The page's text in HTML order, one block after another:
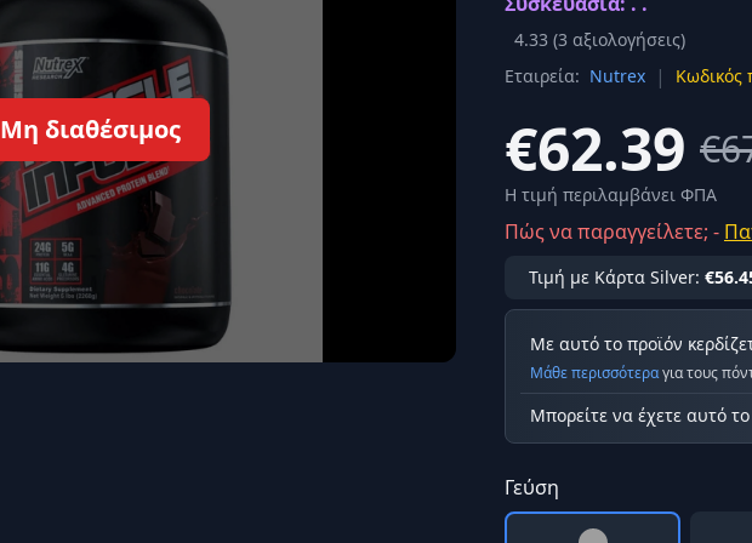
Διεγερτικά
Τεστοστερόνης
Προβολή όλων των αποτελεσμάτων
Μη διαθέσιμος
4.33 (3 αξιολογήσεις)
Εταιρεία: Nutrex | Κωδικός
€62.39
Η τιμή περιλαμβάνει ΦΠΑ
Πώς να παραγγείλετε; -
Τιμή με Κάρτα Silver:
Με αυτό το προϊόν
Μάθε περισσότεραγια τους
Μπορείτε να έχετε αυτό
Γεύση
Σύνδεση
Εγγραφείτε εδώ
Επιστροφή